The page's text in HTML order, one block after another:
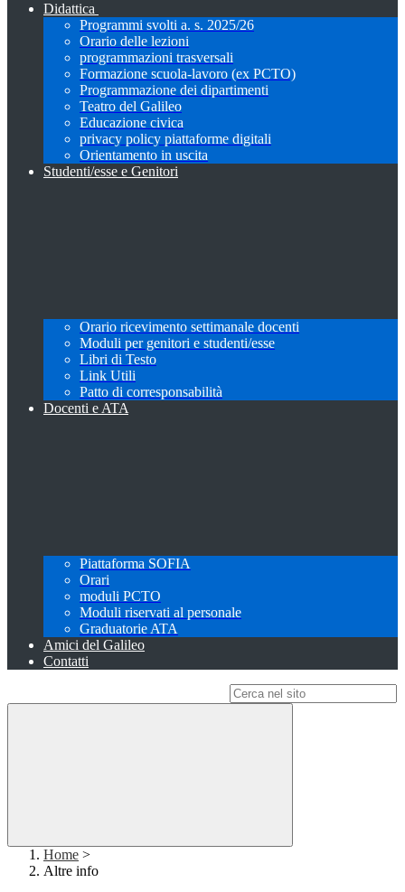
Didattica
Programmi svolti a. s. 2025/26
Orario delle lezioni
programmazioni trasversali
Formazione scuola-lavoro (ex PCTO)
Programmazione dei dipartimenti
Teatro del Galileo
Educazione civica
privacy policy piattaforme digitali
Orientamento in uscita
Studenti/esse e Genitori
Orario ricevimento settimanale docenti
Moduli per genitori e studenti/esse
Libri di Testo
Link Utili
Patto di corresponsabilità
Docenti e ATA
Piattaforma SOFIA
Orari
moduli PCTO
Moduli riservati al personale
Graduatorie ATA
Amici del Galileo
Contatti
Home >
Altre info